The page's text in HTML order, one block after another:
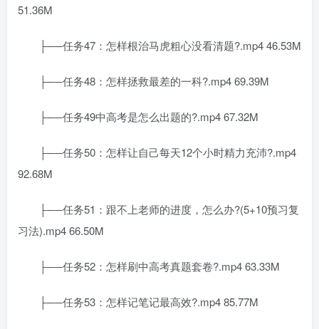
51.36M
├──任务47：怎样根治马虎粗心没看清题?.mp4 46.53M
├──任务48：怎样拯救最差的一科?.mp4 69.39M
├──任务49中高考是怎么出题的?.mp4 67.32M
├──任务50：怎样让自己每天12个小时精力充沛?.mp4
92.68M
├──任务51：跟不上老师的进度，怎么办?(5+10预习复
习法).mp4 66.50M
├──任务52：怎样刷中高考真题套卷?.mp4 63.33M
├──任务53：怎样记笔记最高效?.mp4 85.77M